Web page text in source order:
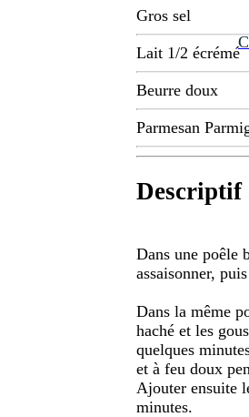
Gros sel
Lait 1/2 écrémé
Beurre doux
Parmesan
Descriptif
Dans une poêle
assaisonner,
Dans la même
haché et les
quelques
et à feu doux
Ajouter ensuite
minutes.